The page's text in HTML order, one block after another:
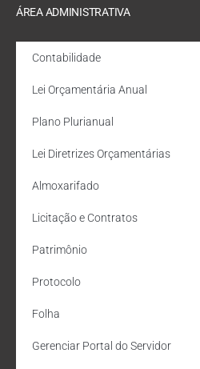
ÁREA ADMINISTRATIVA
Contabilidade
Lei Orçamentária Anual
Plano Plurianual
Lei Diretrizes Orçamentárias
Almoxarifado
Licitação e Contratos
Patrimônio
Protocolo
Folha
Gerenciar Portal do Servidor